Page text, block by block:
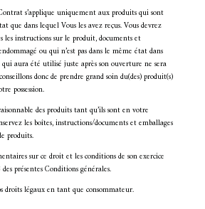
s’applique uniquement aux produits qui sont
que dans lequel Vous les avez reçus. Vous devrez
les instructions sur le produit, documents et
ou qui n’est pas dans le même état dans
aura été utilisé juste après son ouverture ne sera
donc de prendre grand soin du(des) produit(s)
possession.
des produits tant qu’ils sont en votre
les boîtes, instructions/documents et emballages
produits.
sur ce droit et les conditions de son exercice
présentes Conditions générales.
droits légaux en tant que consommateur.